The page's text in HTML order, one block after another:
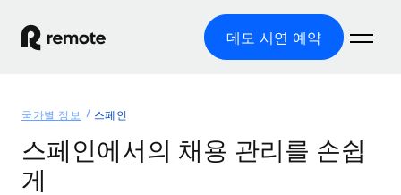
데모 시연 예약
솔루션
국가별 정보 스페인
스페인에서의 채용 관리를 손쉽
게